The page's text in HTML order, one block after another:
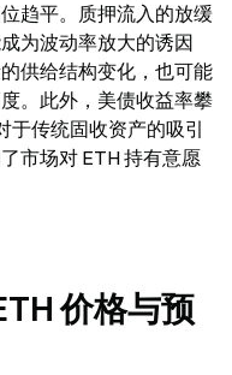
趋平。质押流入的放缓
为波动率放大的诱因
供给结构变化，也可能
。此外，美债收益率攀
于传统固收资产的吸引
市场对 ETH 持有意愿
价格与预